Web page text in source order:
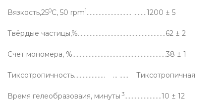
Вязкость,250C, 50 rpm1………………………… ………1200 ± 5
Твёрдые частицы,%…………………………………………………..62 ± 2
Счет мономера, %………………………………………………………38 ± 1
Тиксотропичность………………… … …… Тиксотропичная
Время гелеобразоваия, минуты 3…………….………10 ± 12